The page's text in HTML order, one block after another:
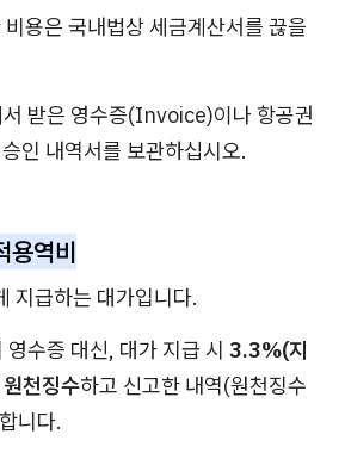
용은 국내법상 세금계산서를 끊을
서 받은 영수증(Invoice)이나 항공권
인 내역서를 보관하십시오.
용역비
지급하는 대가입니다.
영수증 대신, 대가 지급 시 3.3%(지
천징수하고 신고한 내역(원천징수
니다.